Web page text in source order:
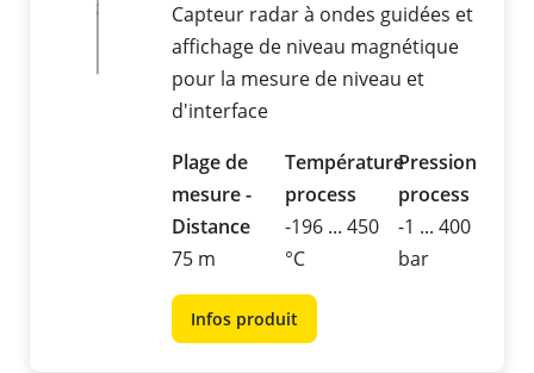
Capteur radar à ondes guidées et
affichage de niveau magnétique
pour la mesure de niveau et
d'interface
Plage de
mesure -
Distance
75 m
Température
process
-196 ... 450
°C
Pression
process
-1 ... 400
bar
Infos produit